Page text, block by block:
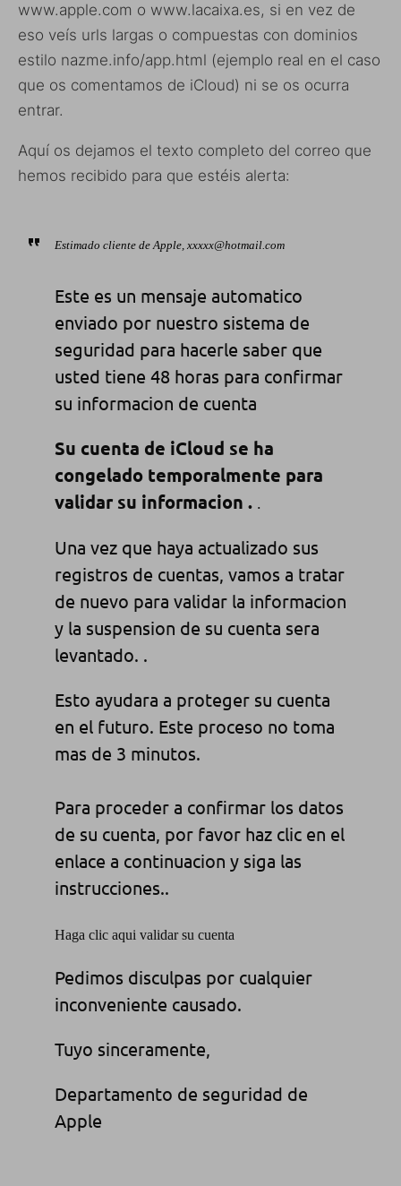
www.apple.com o www.lacaixa.es, si en vez de
eso veís urls largas o compuestas con dominios
estilo nazme.info/app.html (ejemplo real en el caso
que os comentamos de iCloud) ni se os ocurra
entrar.
Aquí os dejamos el texto completo del correo que
hemos recibido para que estéis alerta:
Estimado cliente de Apple, xxxxx@hotmail.com
Este es un mensaje automatico
enviado por nuestro sistema de
seguridad para hacerle saber que
usted tiene 48 horas para confirmar
su informacion de cuenta
Su cuenta de iCloud se ha
congelado temporalmente para
validar su informacion . .
Una vez que haya actualizado sus
registros de cuentas, vamos a tratar
de nuevo para validar la informacion
y la suspension de su cuenta sera
levantado. .
Esto ayudara a proteger su cuenta
en el futuro. Este proceso no toma
mas de 3 minutos.
Para proceder a confirmar los datos
de su cuenta, por favor haz clic en el
enlace a continuacion y siga las
instrucciones..
Haga clic aqui validar su cuenta
Pedimos disculpas por cualquier
inconveniente causado.
Tuyo sinceramente,
Departamento de seguridad de
Apple